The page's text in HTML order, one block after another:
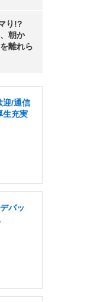
り!?
朝か
離れら
迎/通信
生充実
バッ